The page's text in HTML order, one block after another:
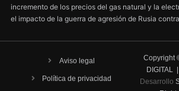
incremento de los precios del gas natural y la
el impacto de la guerra de agresión de Rusia
Copyright
DIGITAL |
Desarrollo
Aviso legal
Política de privacidad